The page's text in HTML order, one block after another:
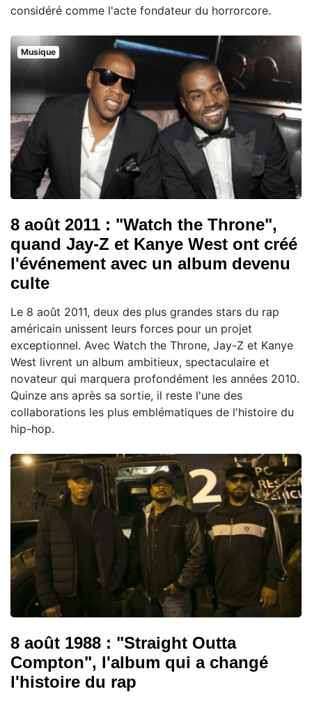
considéré comme l'acte fondateur du horrorcore.
Musique
8 août 2011 : "Watch the Throne",
quand Jay-Z et Kanye West ont créé
l'événement avec un album devenu
culte
Le 8 août 2011, deux des plus grandes stars du rap
américain unissent leurs forces pour un projet
exceptionnel. Avec Watch the Throne, Jay-Z et Kanye
West livrent un album ambitieux, spectaculaire et
novateur qui marquera profondément les années 2010.
Quinze ans après sa sortie, il reste l'une des
collaborations les plus emblématiques de l'histoire du
hip-hop.
8 août 1988 : "Straight Outta
Compton", l'album qui a changé
l'histoire du rap